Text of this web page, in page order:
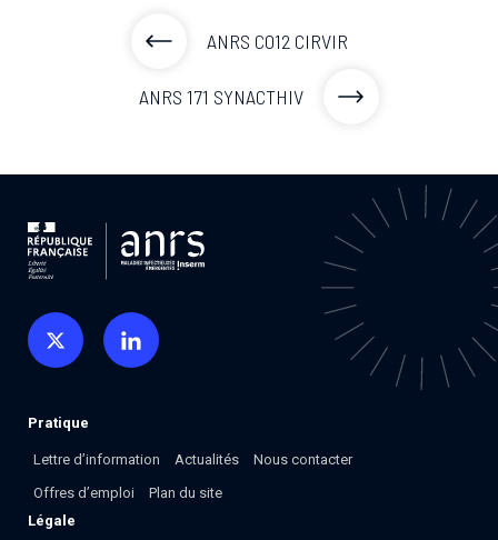
ANRS CO12 CIRVIR
ANRS 171 SYNACTHIV
Pratique
Lettre d’information Actualités
Nous contacter
Offres d’emploi
Plan du site
Légale